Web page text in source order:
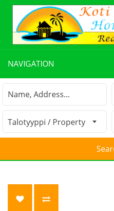
NAVIGATION